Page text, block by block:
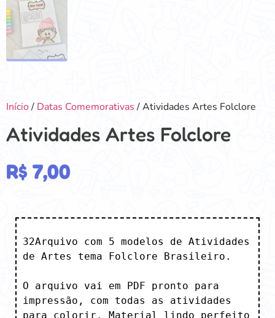
Início/ Datas Comemorativas / Atividades Artes Folclore
Atividades Artes Folclore
R$ 7,00
32Arquivo com 5 modelos de Atividades
de Artes tema Folclore Brasileiro.
O arquivo vai em PDF pronto para
impressão, com todas as atividades
para colorir. Material lindo perfeito